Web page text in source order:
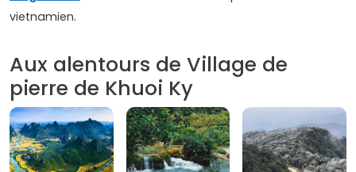
vietnamien.
Aux alentours de Village de
pierre de Khuoi Ky